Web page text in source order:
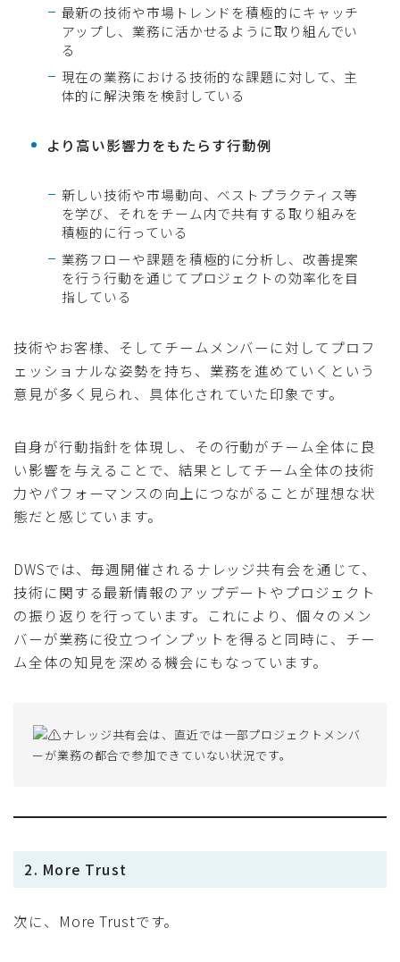
最新の技術や市場トレンドを積極的にキャッチ
アップし、業務に活かせるように取り組んでい
る
現在の業務における技術的な課題に対して、主
体的に解決策を検討している
より高い影響力をもたらす行動例
新しい技術や市場動向、ベストプラクティス等
を学び、それをチーム内で共有する取り組みを
積極的に行っている
業務フローや課題を積極的に分析し、改善提案
を行う行動を通じてプロジェクトの効率化を目
指している
技術やお客様、そしてチームメンバーに対してプロフ
ェッショナルな姿勢を持ち、業務を進めていくという
意見が多く見られ、具体化されていた印象です。
自身が行動指針を体現し、その行動がチーム全体に良
い影響を与えることで、結果としてチーム全体の技術
力やパフォーマンスの向上につながることが理想な状
態だと感じています。
DWSでは、毎週開催されるナレッジ共有会を通じて、
技術に関する最新情報のアップデートやプロジェクト
の振り返りを行っています。これにより、個々のメン
バーが業務に役立つインプットを得ると同時に、チー
ム全体の知見を深める機会にもなっています。
ナレッジ共有会は、直近では一部プロジェクトメンバ
ーが業務の都合で参加できていない状況です。
2. More Trust
次に、More Trustです。